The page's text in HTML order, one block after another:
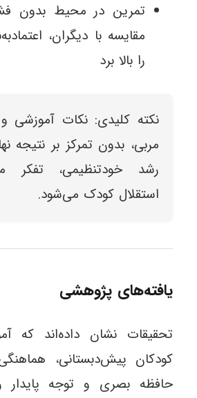
تمرین در محیط بدون
مقایسه با دیگران،
را بالا برد
نکته کلیدی: نکات آموزشی
مربی، بدون تمرکز بر نتیجه
رشد خودتنظیمی، تفکر
استقلال کودک می‌شود.
یافته‌های پژوهشی
تحقیقات نشان داده‌اند که
کودکان پیش‌دبستانی،
حافظه بصری و توجه پایدار